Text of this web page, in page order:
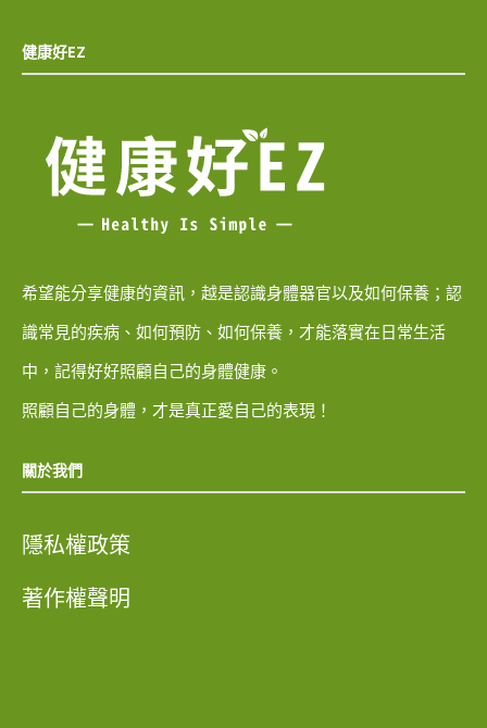
健康好EZ
希望能分享健康的資訊，越是認識身體器官以及如何保養；認
識常見的疾病、如何預防、如何保養，才能落實在日常生活
中，記得好好照顧自己的身體健康。
照顧自己的身體，才是真正愛自己的表現！
關於我們
隱私權政策
著作權聲明